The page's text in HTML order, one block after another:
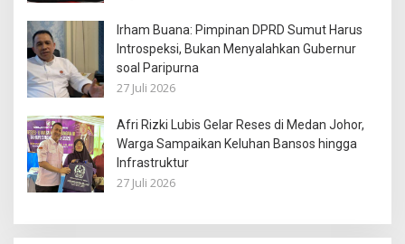
Irham Buana: Pimpinan DPRD Sumut Harus
Introspeksi, Bukan Menyalahkan Gubernur
soal Paripurna
27 Juli 2026
Afri Rizki Lubis Gelar Reses di Medan Johor,
Warga Sampaikan Keluhan Bansos hingga
Infrastruktur
27 Juli 2026